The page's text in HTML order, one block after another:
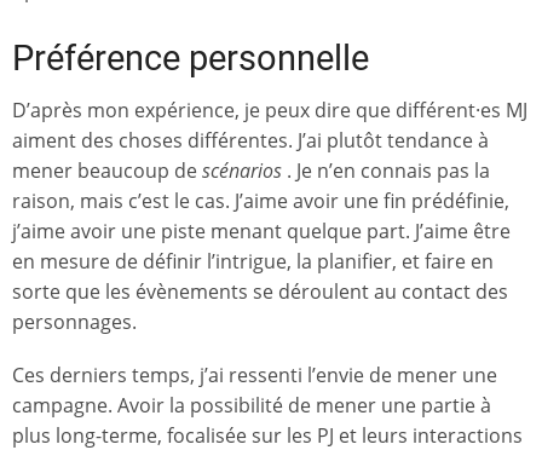
Préférence personnelle
D’après mon expérience, je peux dire que différent·es MJ
aiment des choses différentes. J’ai plutôt tendance à
mener beaucoup descénarios . Je n’en connais pas la
raison, mais c’est le cas. J’aime avoir une fin prédéfinie,
j’aime avoir une piste menant quelque part. J’aime être
en mesure de définir l’intrigue, la planifier, et faire en
sorte que les évènements se déroulent au contact des
personnages.
Ces derniers temps, j’ai ressenti l’envie de mener une
campagne. Avoir la possibilité de mener une partie à
plus long-terme, focalisée sur les PJ et leurs interactions